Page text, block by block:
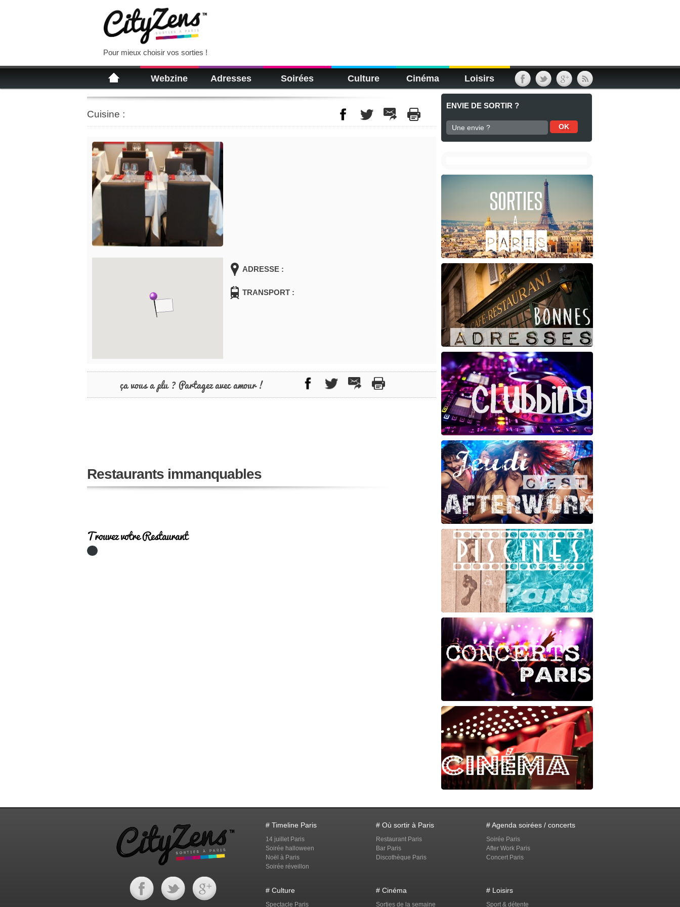
Pour mieux choisir vos sorties !
Webzine Adresses Soirées Culture Cinéma Loisirs
Cuisine :
ADRESSE :
TRANSPORT :
ça vous a plu ? Partagez avec amour !
Restaurants immanquables
Trouvez votre Restaurant
ENVIE DE SORTIR ?
# Timeline Paris
14 juillet Paris
Soirée halloween
Noël à Paris
Soirée réveillon
# Où sortir à Paris
Restaurant Paris
Bar Paris
Discothèque Paris
# Agenda soirées / concerts
Soirée Paris
After Work Paris
Concert Paris
# Culture
Spectacle Paris
# Cinéma
Sorties de la semaine
# Loisirs
Sport & détente